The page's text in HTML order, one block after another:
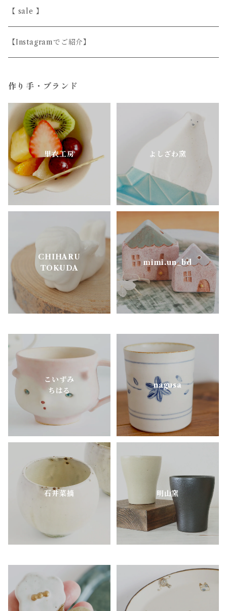
斎藤奈月
シサム工房
陶房はせがわ
ニシクミ
樋口萌
古谷製陶所
明山窯
よしざわ窯
aobapottery
CHIHARU TOKUDA
MEISTER HAND
mimi.un_bd
nagusa
OKAMA Studio
pony pottery
益子焼
磁器
天然木
真鍮・アルミ
シンプル
上品
どうぶつのうつわ
お花のうつわ
【 sale 】
【Instagramでご紹介】
作り手・ブランド
里衣工房 よしざわ窯
CHIHARU
TOKUDA
mimi.un_bd
こいずみ
ちはる
nagusa
石井菜摘 明山窯